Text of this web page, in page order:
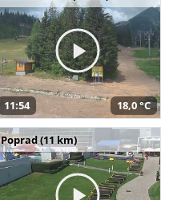
11:54 18,0 °C
Poprad (11 km)